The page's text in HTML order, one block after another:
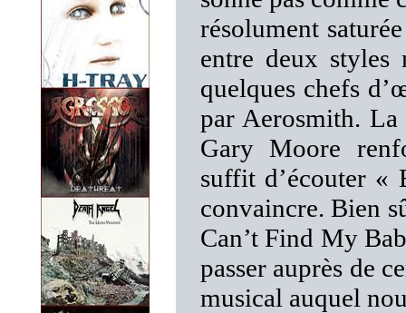
résolument
entre deux styles
quelques chefs
par Aerosmith. La
Gary Moore
suffit d’écouter «
convaincre. Bien
Can’t Find My
passer auprès de
musical auquel